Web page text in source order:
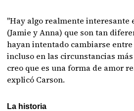
"Hay algo realmente interesante
(Jamie y Anna) que son tan
hayan intentado cambiarse
incluso en las circunstancias
creo que es una forma de amor
explicó Carson.
La historia